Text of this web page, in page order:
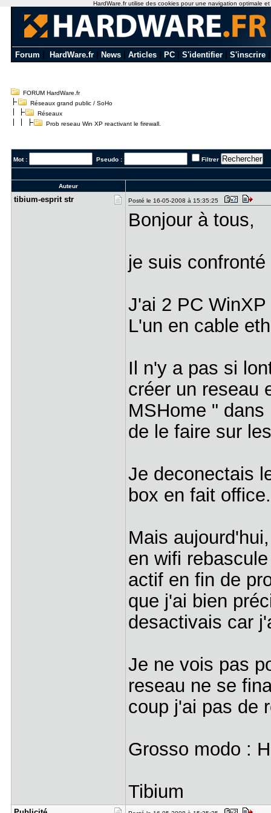
Forum HardWare.fr News Articles PC S'identifier S'inscrire
FORUM HardWare.fr
Réseaux grand public / SoHo
Réseaux
Prob reseau Win XP reactivant le firewall.
Mot : Pseudo : Filtrer
Auteur
tibium-esp​rit str Posté le 16-05-2008 à 15:35:25
Bonjour à tous,
je suis
J'ai 2 PC
L'un en cable
Il n'y a pas si
créer un reseau
MSHome "
de le faire sur
Je deconectais
box en fait office.
Mais
en wifi
actif en fin de
que j'ai bien
desactivais car
Je ne vois pas
reseau ne se
coup j'ai pas de
Grosso modo :
Tibium
HardWare.fr utilise des cookies pour une navigation optimale